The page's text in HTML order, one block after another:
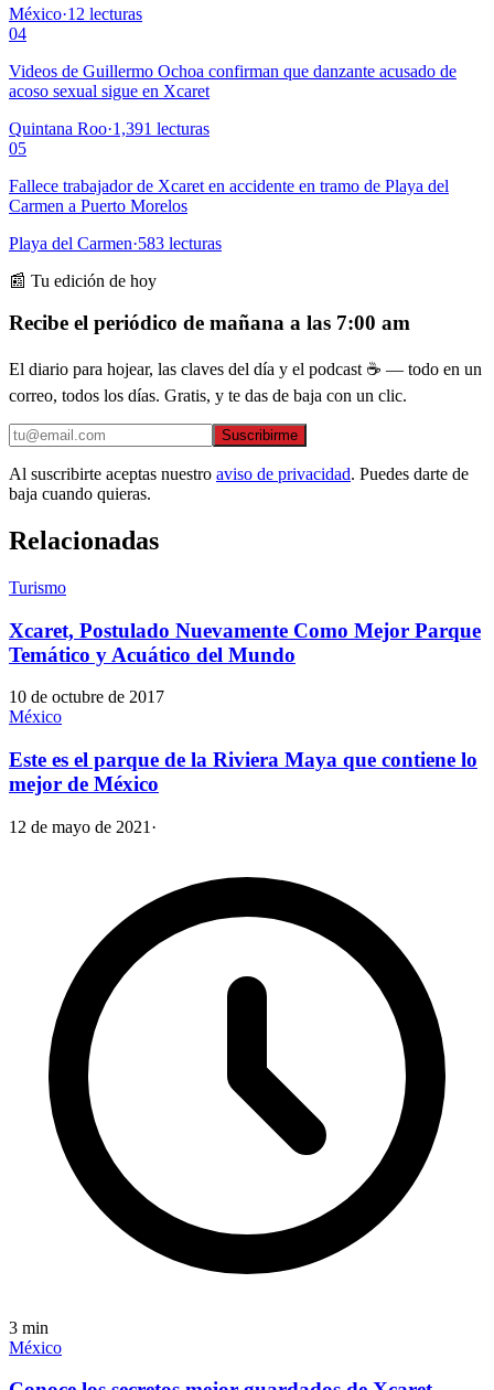
México·12 lecturas
04
Videos de Guillermo Ochoa confirman que danzante acusado de
acoso sexual sigue en Xcaret
Quintana Roo·1,391 lecturas
05
Fallece trabajador de Xcaret en accidente en tramo de Playa del
Carmen a Puerto Morelos
Playa del Carmen·583 lecturas
📰 Tu edición de hoy
Recibe el periódico de mañana a las 7:00 am
El diario para hojear, las claves del día y el podcast ☕ — todo en un
correo, todos los días. Gratis, y te das de baja con un clic.
Suscribirme
Al suscribirte aceptas nuestro aviso de privacidad. Puedes darte de
baja cuando quieras.
Relacionadas
Turismo
Xcaret, Postulado Nuevamente Como Mejor Parque
Temático y Acuático del Mundo
10 de octubre de 2017
México
Este es el parque de la Riviera Maya que contiene lo
mejor de México
12 de mayo de 2021 ·
3 min
México